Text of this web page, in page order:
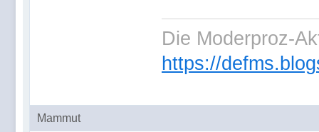
Die Moderproz-
https://
Mammut